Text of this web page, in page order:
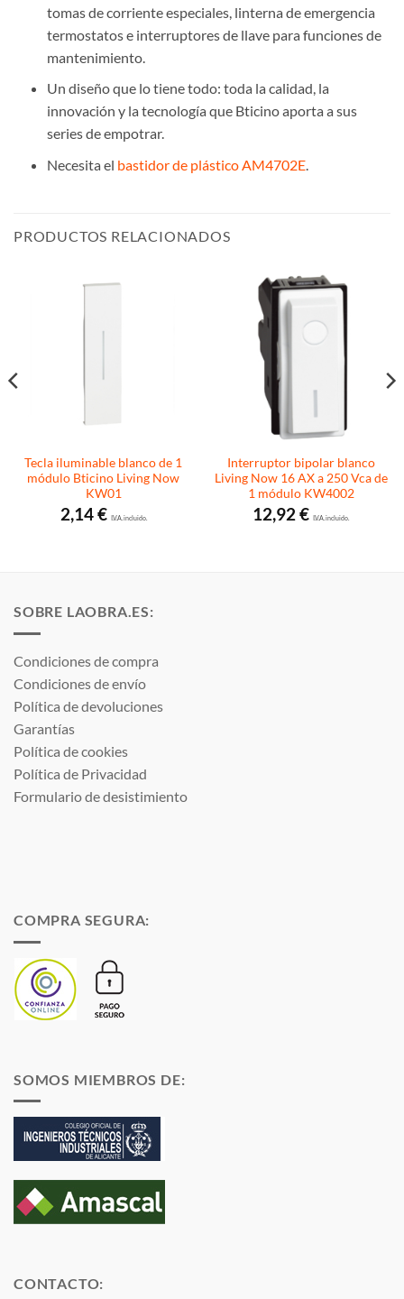
tomas de corriente especiales, linterna de emergencia
termostatos e interruptores de llave para funciones de
mantenimiento.
Un diseño que lo tiene todo: toda la calidad, la
innovación y la tecnología que Bticino aporta a sus
series de empotrar.
Necesita el bastidor de plástico AM4702E.
PRODUCTOS RELACIONADOS
Tecla iluminable blanco de 1
módulo Bticino Living Now
KW01
2,14€I.V.A. incluido.
Interruptor bipolar blanco
Living Now 16 AX a 250 Vca de
1 módulo KW4002
12,92 € I.V.A. incluido.
SOBRE LAOBRA.ES:
Condiciones de compra
Condiciones de envío
Política de devoluciones
Garantías
Política de cookies
Política de Privacidad
Formulario de desistimiento
COMPRA SEGURA:
SOMOS MIEMBROS DE:
CONTACTO: